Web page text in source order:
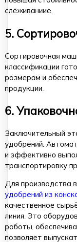
слёживаниие.
5.
Сортировочная
классификации
размерам и
продукции.
6.
Заключительный
удобрений.
и эффективно
транспортировку
Для производства
удобрений из
качественное
линия. Это
работы,
позволяет